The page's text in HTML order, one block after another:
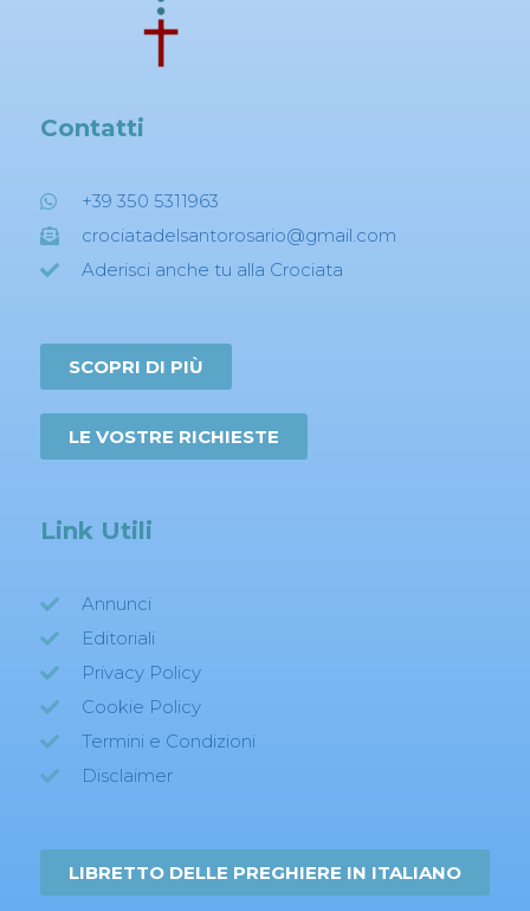
Contatti
+39 350 5311963
crociatadelsantorosario@gmail.com
Aderisci anche tu alla Crociata
SCOPRI DI PIÙ
LE VOSTRE RICHIESTE
Link Utili
Annunci
Editoriali
Privacy Policy
Cookie Policy
Termini e Condizioni
Disclaimer
LIBRETTO DELLE PREGHIERE IN ITALIANO